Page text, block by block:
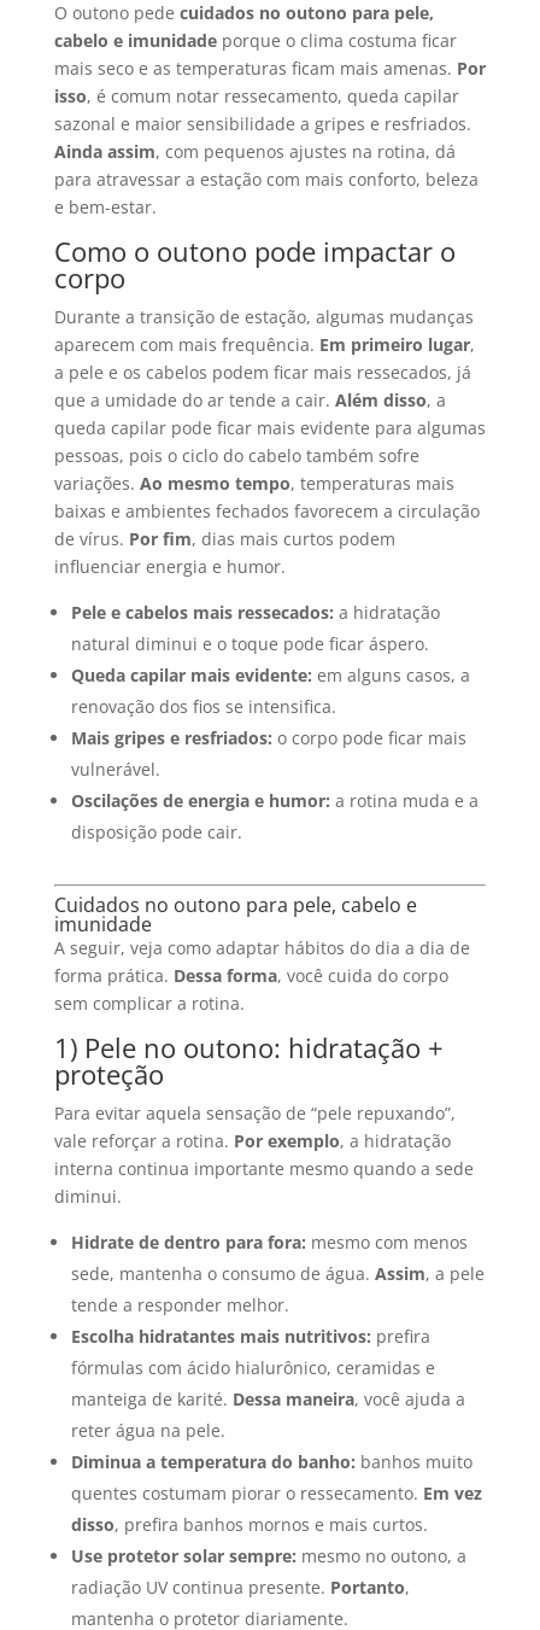
O outono pede cuidados no outono para pele,
cabelo e imunidadeporque o clima costuma ficar
mais seco e as temperaturas ficam mais amenas. Por
isso, é comum notar ressecamento, queda capilar
sazonal e maior sensibilidade a gripes e resfriados.
Ainda assim, com pequenos ajustes na rotina, dá
para atravessar a estação com mais conforto, beleza
e bem-estar.
Como o outono pode impactar o
corpo
Durante a transição de estação, algumas mudanças
aparecem com mais frequência. Em primeiro lugar,
a pele e os cabelos podem ficar mais ressecados, já
que a umidade do ar tende a cair. Além disso, a
queda capilar pode ficar mais evidente para algumas
pessoas, pois o ciclo do cabelo também sofre
variações. Ao mesmo tempo, temperaturas mais
baixas e ambientes fechados favorecem a circulação
de vírus. Por fim, dias mais curtos podem
influenciar energia e humor.
Pele e cabelos mais ressecados: a hidratação
natural diminui e o toque pode ficar áspero.
Queda capilar mais evidente: em alguns casos, a
renovação dos fios se intensifica.
Mais gripes e resfriados: o corpo pode ficar mais
vulnerável.
Oscilações de energia e humor: a rotina muda e a
disposição pode cair.
Cuidados no outono para pele, cabelo e
imunidade
A seguir, veja como adaptar hábitos do dia a dia de
forma prática. Dessa forma, você cuida do corpo
sem complicar a rotina.
1) Pele no outono: hidratação +
proteção
Para evitar aquela sensação de “pele repuxando”,
vale reforçar a rotina. Por exemplo, a hidratação
interna continua importante mesmo quando a sede
diminui.
Hidrate de dentro para fora: mesmo com menos
sede, mantenha o consumo de água. Assim, a pele
tende a responder melhor.
Escolha hidratantes mais nutritivos: prefira
fórmulas com ácido hialurônico, ceramidas e
manteiga de karité. Dessa maneira, você ajuda a
reter água na pele.
Diminua a temperatura do banho: banhos muito
quentes costumam piorar o ressecamento. Em vez
disso, prefira banhos mornos e mais curtos.
Use protetor solar sempre: mesmo no outono, a
radiação UV continua presente. Portanto,
mantenha o protetor diariamente.